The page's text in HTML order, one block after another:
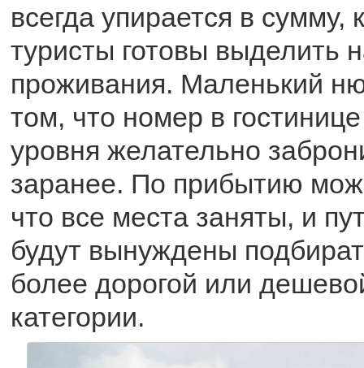
всегда упирается в сумму,
туристы готовы выделить
проживания. Маленький
том, что номер в
уровня желательно
заранее. По прибытию
что все места заняты, и
будут вынуждены
более дорогой или
категории.